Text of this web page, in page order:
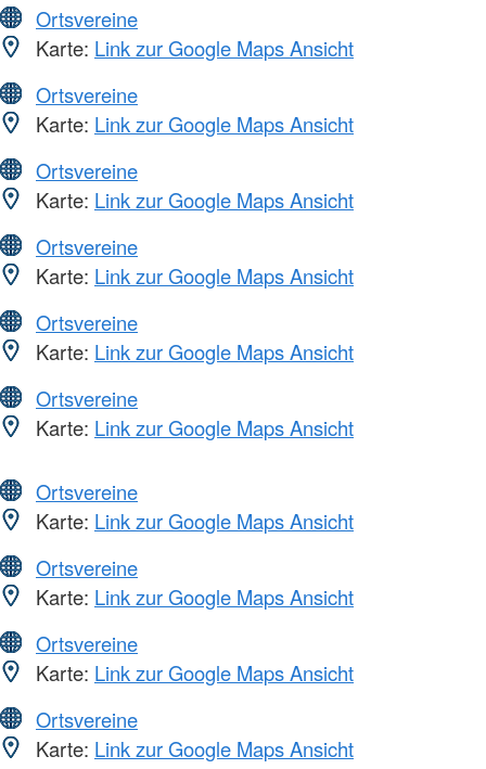
Ortsvereine
Karte: Link zur Google Maps Ansicht
Ortsvereine
Karte: Link zur Google Maps Ansicht
Ortsvereine
Karte: Link zur Google Maps Ansicht
Ortsvereine
Karte: Link zur Google Maps Ansicht
Ortsvereine
Karte: Link zur Google Maps Ansicht
Ortsvereine
Karte: Link zur Google Maps Ansicht
Ortsvereine
Karte: Link zur Google Maps Ansicht
Ortsvereine
Karte: Link zur Google Maps Ansicht
Ortsvereine
Karte: Link zur Google Maps Ansicht
Ortsvereine
Karte: Link zur Google Maps Ansicht